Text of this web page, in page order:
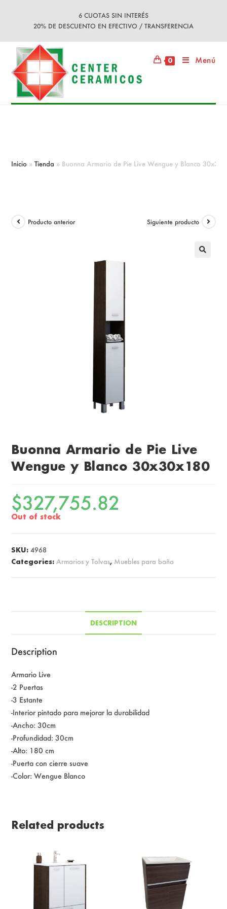
6 CUOTAS SIN INTERÉS
20% DE DESCUENTO EN EFECTIVO / TRANSFERENCIA
0 Menú
Inicio »Tienda » Buonna Armario de Pie Live Wengue y Blanco
Producto anterior Siguiente producto
Buonna Armario de Pie Live
Wengue y Blanco 30x30x180
$327,755.82
Out of stock
SKU:4968
Categories: Armarios y Tolvas, Muebles para baño
DESCRIPTION
Description
Armario Live
-2 Puertas
-3 Estante
-Interior pintado para mejorar la durabilidad
-Ancho: 30cm
-Profundidad: 30cm
-Alto: 180 cm
-Puerta con cierre suave
-Color: Wengue Blanco
Related products